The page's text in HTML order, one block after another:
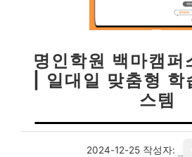
명인학원 백마캠퍼
| 일대일 맞춤형 학
스템
2024-12-25 작성자: